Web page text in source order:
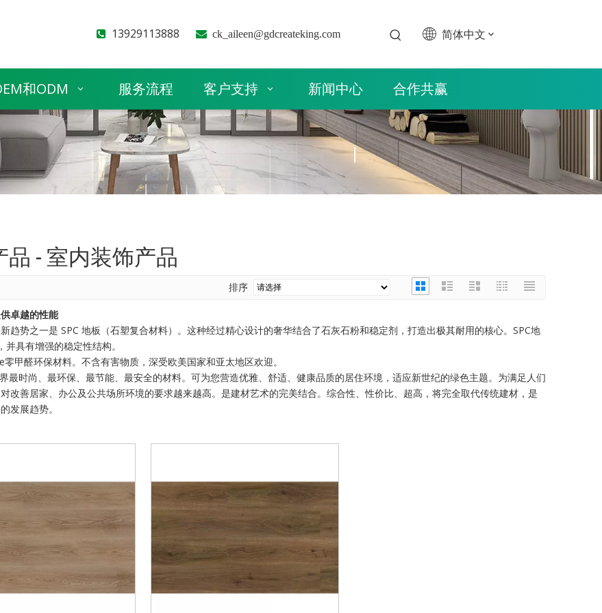
 13929113888  ck_aileen@gdcreateking.com 简体中文
和ODM 服务流程 客户支持 新闻中心 合作共赢
品 - 室内装饰产品
排序
卓越的性能
趋势之一是 SPC 地板（石塑复合材料）。这种经过精心设计的奢华结合了石灰石粉和稳定剂，打造出极其耐用的核心。SPC地
并具有增强的稳定性结构。
甲醛环保材料。不含有害物质，深受欧美国家和亚太地区欢迎。
最时尚、最环保、最节能、最安全的材料。可为您营造优雅、舒适、健康品质的居住环境，适应新世纪的绿色主题。为满足人们
改善居家、办公及公共场所环境的要求越来越高。是建材艺术的完美结合。综合性、性价比、超高，将完全取代传统建材，是
发展趋势。